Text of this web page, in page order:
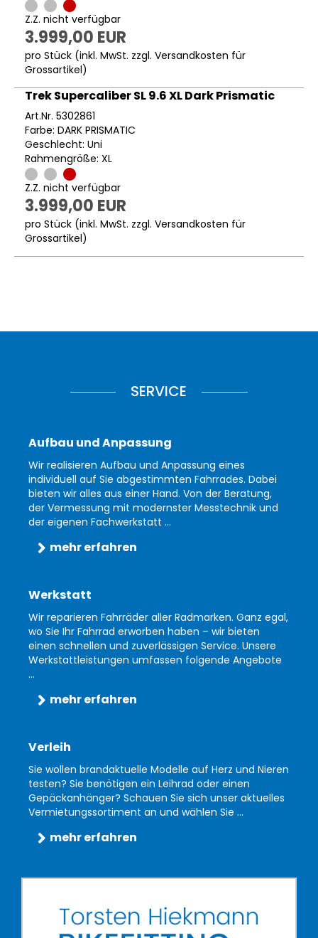
Z.Z. nicht verfügbar
3.999,00 EUR
pro Stück (inkl. MwSt. zzgl. Versandkosten für
Grossartikel)
Trek Supercaliber SL 9.6 XL Dark Prismatic
Art.Nr. 5302861
Farbe: DARK PRISMATIC
Geschlecht: Uni
Rahmengröße: XL
Z.Z. nicht verfügbar
3.999,00 EUR
pro Stück (inkl. MwSt. zzgl. Versandkosten für
Grossartikel)
SERVICE
Aufbau und Anpassung
Wir realisieren Aufbau und Anpassung eines
individuell auf Sie abgestimmten Fahrrades. Dabei
bieten wir alles aus einer Hand. Von der Beratung,
der Vermessung mit modernster Messtechnik und
der eigenen Fachwerkstatt ...
mehr erfahren
Werkstatt
Wir reparieren Fahrräder aller Radmarken. Ganz egal,
wo Sie Ihr Fahrrad erworben haben – wir bieten
einen schnellen und zuverlässigen Service. Unsere
Werkstattleistungen umfassen folgende Angebote
...
mehr erfahren
Verleih
Sie wollen brandaktuelle Modelle auf Herz und Nieren
testen? Sie benötigen ein Leihrad oder einen
Gepäckanhänger? Schauen Sie sich unser aktuelles
Vermietungssortiment an und wählen Sie ...
mehr erfahren